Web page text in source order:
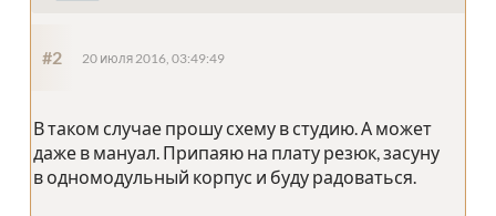
#2 20 июля 2016, 03:49:49
В таком случае прошу схему в студию. А может
даже в мануал. Припаяю на плату резюк, засуну
в одномодульный корпус и буду радоваться.